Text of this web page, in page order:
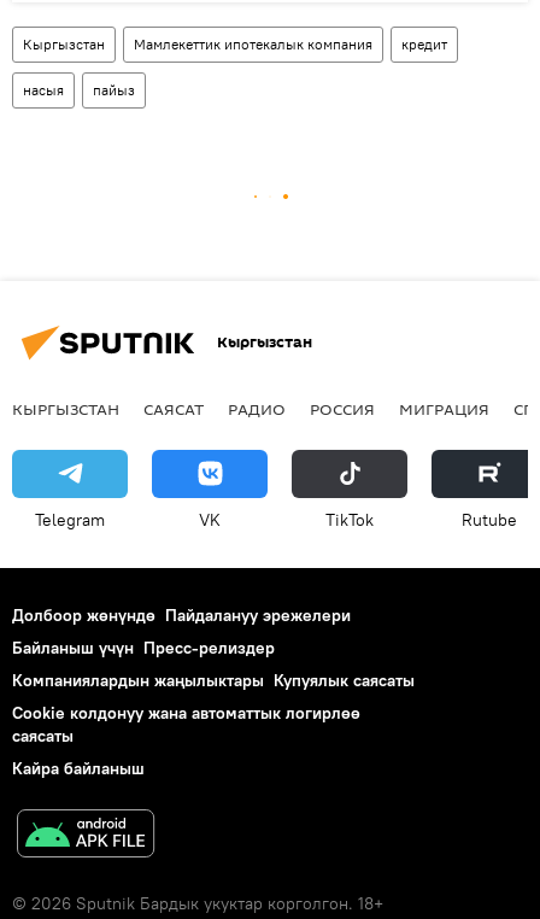
Кыргызстан Мамлекеттик ипотекалык компания кредит
насыя пайыз
Кыргызстан
КЫРГЫЗСТАН САЯСАТ РАДИО РОССИЯ МИГРАЦИЯ
Telegram VK ТikТоk Rutube
Долбоор жөнүндө Пайдалануу эрежелери
Байланыш үчүн Пресс-релиздер
Компаниялардын жаңылыктары Купуялык саясаты
Cookie колдонуу жана автоматтык логирлөө
саясаты
Кайра байланыш
© 2026 Sputnik Бардык укуктар корголгон. 18+